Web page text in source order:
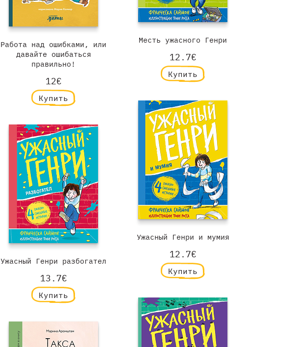
Работа над ошибками, или
давайте ошибаться
правильно!
12€
Купить
Месть ужасного Генри
12.7€
Купить
Ужасный Генри и мумия
12.7€
Купить
Ужасный Генри разбогател
13.7€
Купить